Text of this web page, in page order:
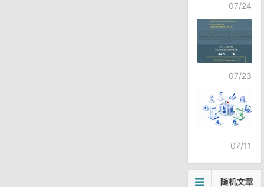
07/24
07/23
07/11
随机文章